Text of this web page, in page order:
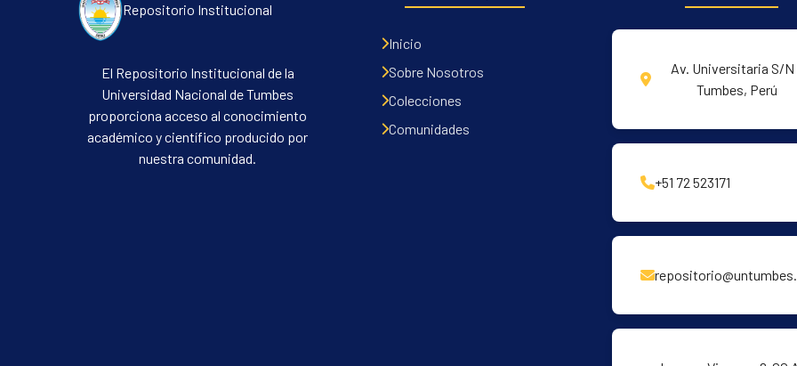
Repositorio Institucional
El Repositorio Institucional de la
Universidad Nacional de Tumbes
proporciona acceso al conocimiento
académico y científico producido por
nuestra comunidad.
Inicio
Sobre Nosotros
Colecciones
Comunidades
Av. Universitaria S/N
Tumbes, Perú
+51 72 523171